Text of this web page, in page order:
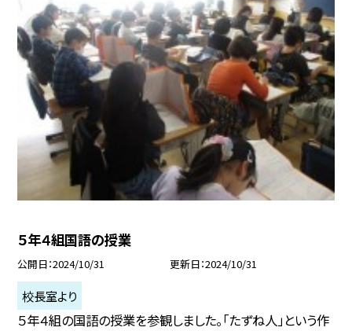
５年４組国語の授業
公開日 2024/10/31 更新日 2024/10/31
校長室より
５年４組の国語の授業を参観しました。「たずね人」という作